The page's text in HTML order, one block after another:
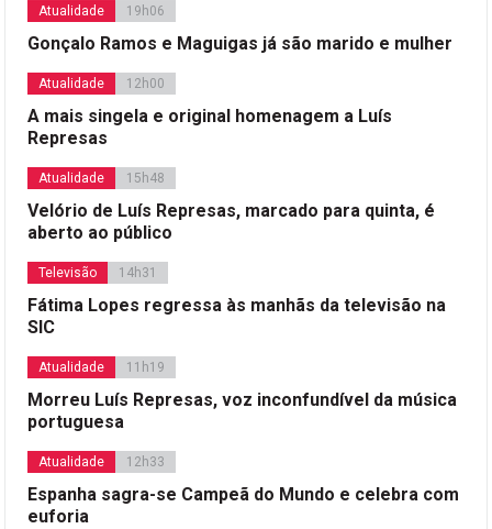
Atualidade 19h06
Gonçalo Ramos e Maguigas já são marido e mulher
Atualidade 12h00
A mais singela e original homenagem a Luís
Represas
Atualidade 15h48
Velório de Luís Represas, marcado para quinta, é
aberto ao público
Televisão 14h31
Fátima Lopes regressa às manhãs da televisão na
SIC
Atualidade 11h19
Morreu Luís Represas, voz inconfundível da música
portuguesa
Atualidade 12h33
Espanha sagra-se Campeã do Mundo e celebra com
euforia